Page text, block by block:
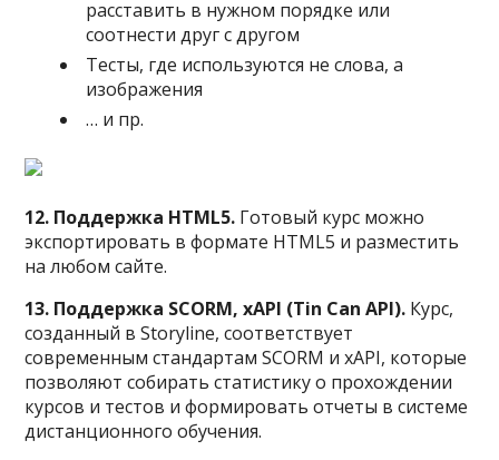
расставить в нужном порядке или
соотнести друг с другом
Тесты, где используются не слова, а
изображения
… и пр.
12. Поддержка HTML5. Готовый курс можно
экспортировать в формате HTML5 и разместить
на любом сайте.
13. Поддержка SCORM, xAPI (Tin Can API). Курс,
созданный в Storyline, соответствует
современным стандартам SCORM и xAPI, которые
позволяют собирать статистику о прохождении
курсов и тестов и формировать отчеты в системе
дистанционного обучения.